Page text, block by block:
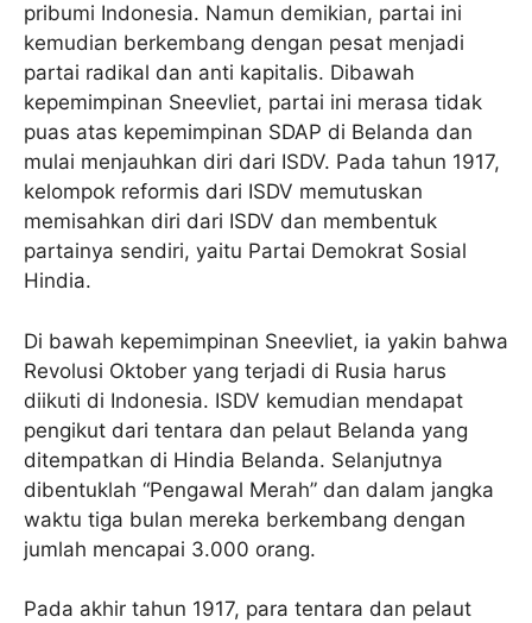
pribumi Indonesia. Namun demikian, partai ini
kemudian berkembang dengan pesat menjadi
partai radikal dan anti kapitalis. Dibawah
kepemimpinan Sneevliet, partai ini merasa tidak
puas atas kepemimpinan SDAP di Belanda dan
mulai menjauhkan diri dari ISDV. Pada tahun 1917,
kelompok reformis dari ISDV memutuskan
memisahkan diri dari ISDV dan membentuk
partainya sendiri, yaitu Partai Demokrat Sosial
Hindia.
Di bawah kepemimpinan Sneevliet, ia yakin bahwa
Revolusi Oktober yang terjadi di Rusia harus
diikuti di Indonesia. ISDV kemudian mendapat
pengikut dari tentara dan pelaut Belanda yang
ditempatkan di Hindia Belanda. Selanjutnya
dibentuklah “Pengawal Merah” dan dalam jangka
waktu tiga bulan mereka berkembang dengan
jumlah mencapai 3.000 orang.
Pada akhir tahun 1917, para tentara dan pelaut